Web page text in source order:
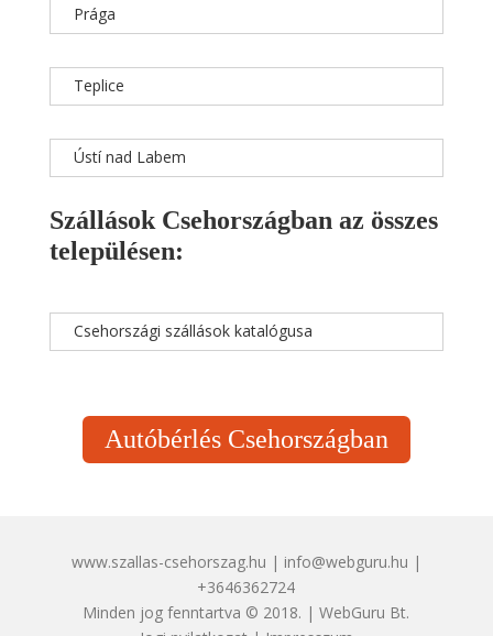
Prága
Teplice
Ústí nad Labem
Szállások Csehországban az összes
településen:
Csehországi szállások katalógusa
Autóbérlés Csehországban
www.szallas-csehorszag.hu | info@webguru.hu |
+3646362724
Minden jog fenntartva © 2018. | WebGuru Bt.